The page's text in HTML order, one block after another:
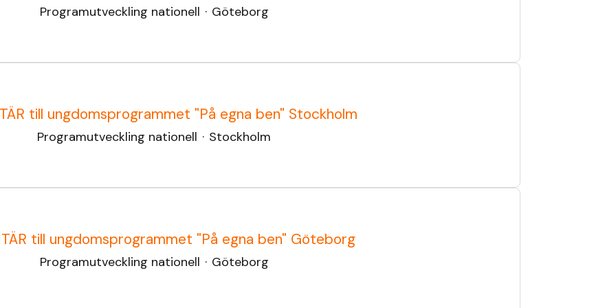
Programutveckling nationell · Göteborg
till ungdomsprogrammet "På egna ben" Stockholm
Programutveckling nationell · Stockholm
till ungdomsprogrammet "På egna ben" Göteborg
Programutveckling nationell · Göteborg